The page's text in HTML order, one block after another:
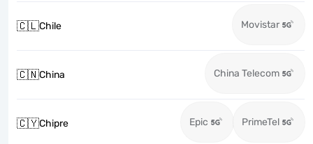
🇨🇱Chile Movistar
🇨🇳China China Telecom
🇨🇾Chipre Epic PrimeTel